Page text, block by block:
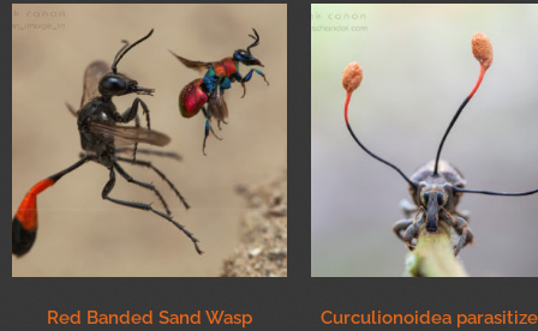
Red Banded Sand Wasp
Curculionoidea